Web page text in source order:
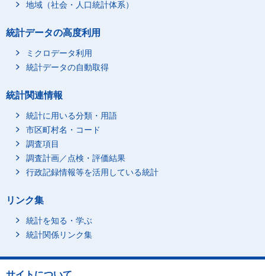
地域（社会・人口統計体系）
統計データの高度利用
ミクロデータ利用
統計データの自動取得
統計関連情報
統計に用いる分類・用語
市区町村名・コード
調査項目
調査計画／点検・評価結果
行政記録情報等を活用している統計
リンク集
統計を知る・学ぶ
統計関係リンク集